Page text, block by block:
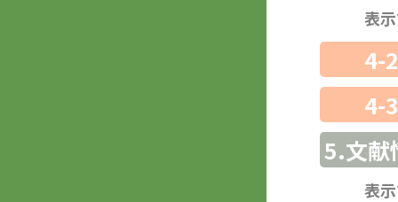
表
4-
4-
5.文献
表